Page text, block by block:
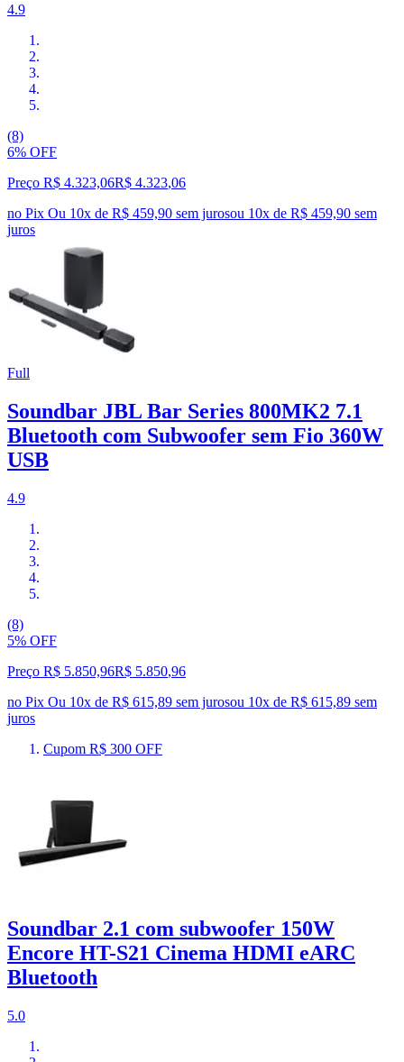
4.9
(8)
6% OFF
Preço R$ 4.323,06R$ 4.323,06
no Pix Ou 10x de R$ 459,90 sem jurosou 10x de R$ 459,90 sem
juros
Full
Soundbar JBL Bar Series 800MK2 7.1
Bluetooth com Subwoofer sem Fio 360W
USB
4.9
(8)
5% OFF
Preço R$ 5.850,96R$ 5.850,96
no Pix Ou 10x de R$ 615,89 sem jurosou 10x de R$ 615,89 sem
juros
Cupom R$ 300 OFF
Soundbar 2.1 com subwoofer 150W
Encore HT-S21 Cinema HDMI eARC
Bluetooth
5.0